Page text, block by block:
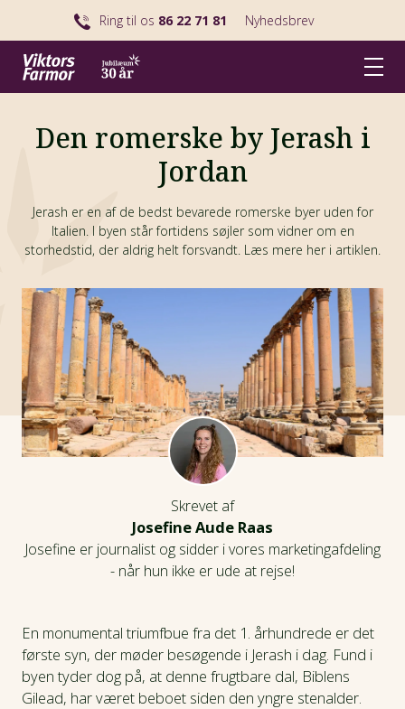
Ring til os 86 22 71 81 Nyhedsbrev
Den romerske by Jerash i
Jordan
Jerash er en af de bedst bevarede romerske byer uden for
Italien. I byen står fortidens søjler som vidner om en
storhedstid, der aldrig helt forsvandt. Læs mere her i artiklen.
Skrevet af
Josefine Aude Raas
Josefine er journalist og sidder i vores marketingafdeling
- når hun ikke er ude at rejse!
En monumental triumfbue fra det 1. århundrede er det
første syn, der møder besøgende i Jerash i dag. Fund i
byen tyder dog på, at denne frugtbare dal, Biblens
Gilead, har været beboet siden den yngre stenalder.